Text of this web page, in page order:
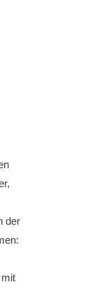
der